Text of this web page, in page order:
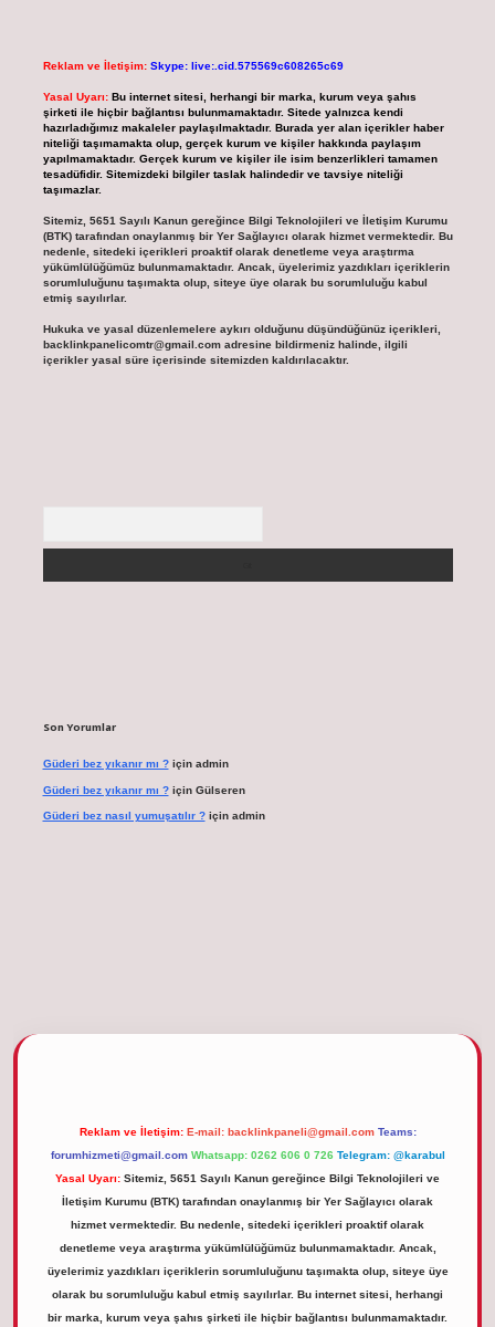
Reklam ve İletişim: Skype: live:.cid.575569c608265c69
Yasal Uyarı: Bu internet sitesi, herhangi bir marka, kurum veya şahıs
şirketi ile hiçbir bağlantısı bulunmamaktadır. Sitede yalnızca kendi
hazırladığımız makaleler paylaşılmaktadır. Burada yer alan içerikler haber
niteliği taşımamakta olup, gerçek kurum ve kişiler hakkında paylaşım
yapılmamaktadır. Gerçek kurum ve kişiler ile isim benzerlikleri tamamen
tesadüfidir. Sitemizdeki bilgiler taslak halindedir ve tavsiye niteliği
taşımazlar.
Sitemiz, 5651 Sayılı Kanun gereğince Bilgi Teknolojileri ve İletişim Kurumu
(BTK) tarafından onaylanmış bir Yer Sağlayıcı olarak hizmet vermektedir. Bu
nedenle, sitedeki içerikleri proaktif olarak denetleme veya araştırma
yükümlülüğümüz bulunmamaktadır. Ancak, üyelerimiz yazdıkları içeriklerin
sorumluluğunu taşımakta olup, siteye üye olarak bu sorumluluğu kabul
etmiş sayılırlar.
Hukuka ve yasal düzenlemelere aykırı olduğunu düşündüğünüz içerikleri,
backlinkpanelicomtr@gmail.comadresine bildirmeniz halinde, ilgili
içerikler yasal süre içerisinde sitemizden kaldırılacaktır.
Son Yorumlar
Güderi bez yıkanır mı ?için admin
Güderi bez yıkanır mı ?için Gülseren
Güderi bez nasıl yumuşatılır ?için admin
Reklam ve İletişim: E-mail: backlinkpaneli@gmail.com Teams:
forumhizmeti@gmail.com Whatsapp: 0262 606 0 726 Telegram: @karabul
Yasal Uyarı: Sitemiz, 5651 Sayılı Kanun gereğince Bilgi Teknolojileri ve
İletişim Kurumu (BTK) tarafından onaylanmış bir Yer Sağlayıcı olarak
hizmet vermektedir. Bu nedenle, sitedeki içerikleri proaktif olarak
denetleme veya araştırma yükümlülüğümüz bulunmamaktadır. Ancak,
üyelerimiz yazdıkları içeriklerin sorumluluğunu taşımakta olup, siteye üye
olarak bu sorumluluğu kabul etmiş sayılırlar. Bu internet sitesi, herhangi
bir marka, kurum veya şahıs şirketi ile hiçbir bağlantısı bulunmamaktadır.